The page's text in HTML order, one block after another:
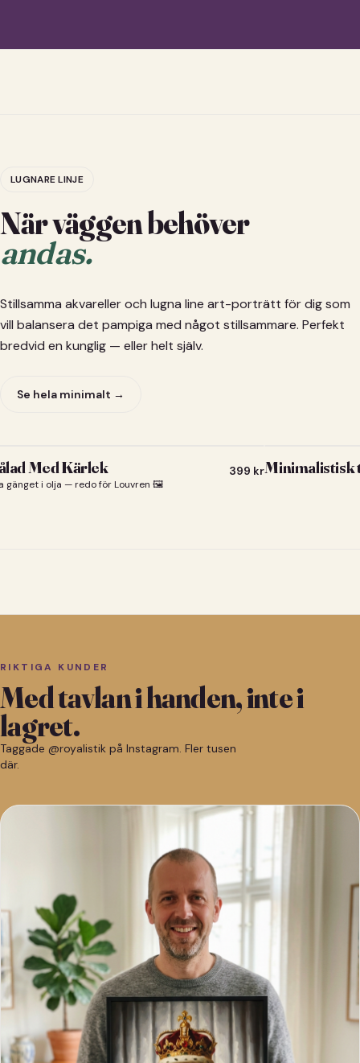
LUGNARE LINJE
När väggen behöver
andas.
Stillsamma akvareller och lugna line art-porträtt för dig som
vill balansera det pampiga med något stillsammare. Perfekt
bredvid en kunglig — eller helt själv.
Se hela minimalt →
Med Kärlek
gänget i olja — redo för Louvren 🖼️
399 krMinimalistisk
RIKTIGA KUNDER
Med tavlan i handen, inte i
lagret.
Taggade @royalistik på Instagram. Fler tusen
där.